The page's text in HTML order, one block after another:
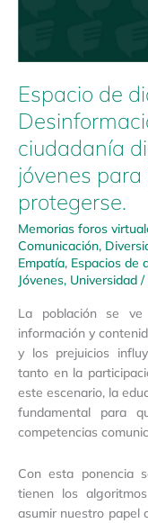
Espacio de
ciudadanía
jóvenes
protegerse.
Memorias foros
Comunicación,
Empatía, Espacios de
Jóvenes, Universidad /
La población se
información y
y los prejuicios
tanto en la
este escenario, la
fundamental para
competencias
Con esta ponencia
tienen los
asumir nuestro papel